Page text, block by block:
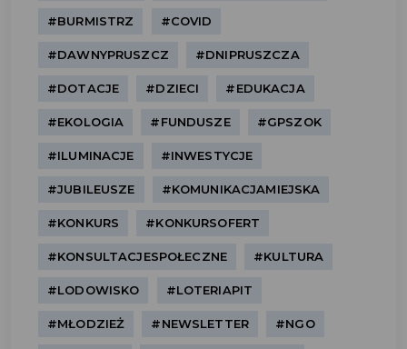
#BURMISTRZ #COVID
#DAWNYPRUSZCZ #DNIPRUSZCZA
#DOTACJE #DZIECI #EDUKACJA
#EKOLOGIA #FUNDUSZE #GPSZOK
#ILUMINACJE #INWESTYCJE
#JUBILEUSZE #KOMUNIKACJAMIEJSKA
#KONKURS #KONKURSOFERT
#KONSULTACJESPOŁECZNE #KULTURA
#LODOWISKO #LOTERIAPIT
#MŁODZIEŻ #NEWSLETTER #NGO